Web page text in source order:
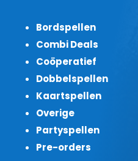
Bordspellen
Combi Deals
Coöperatief
Dobbelspellen
Kaartspellen
Overige
Partyspellen
Pre-orders